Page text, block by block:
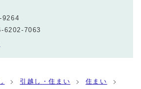
9264
6202-7063
引越し・住まい 住まい